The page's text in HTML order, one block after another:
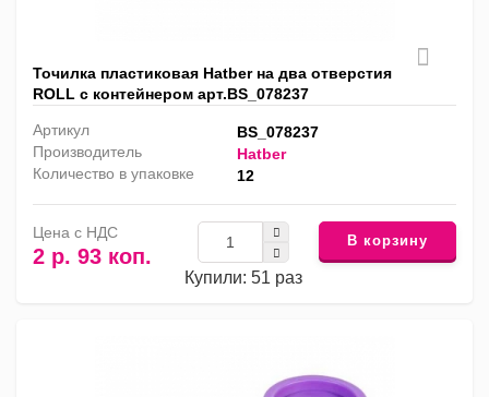
Точилка пластиковая Hatber на два отверстия
ROLL с контейнером арт.BS_078237
Артикул
BS_078237
Производитель
Hatber
Количество в упаковке
12
Цена с НДС
2 р. 93 коп.
Купили: 51 раз
В корзину